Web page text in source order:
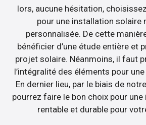
lors, aucune hésitation,
pour une installation solaire
personnalisée. De cette
bénéficier d’une étude entière et
projet solaire. Néanmoins, il faut
l’intégralité des éléments pour
En dernier lieu, par le biais de
pourrez faire le bon choix pour
rentable et durable pour